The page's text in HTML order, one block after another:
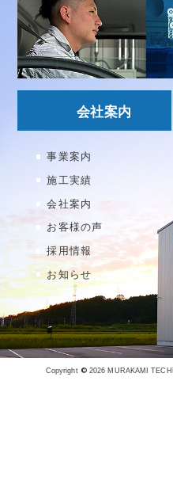
事業案内
施工実績
会社案内
お客様の声
採用情報
お知らせ
会社案内
Copyright ©2026 MURAKAMI